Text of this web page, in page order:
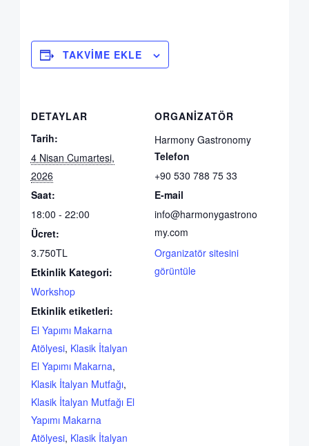
TAKVIME EKLE
DETAYLAR
Tarih:
4 Nisan Cumartesi,
2026
Saat:
18:00 - 22:00
Ücret:
3.750TL
Etkinlik Kategori:
Workshop
Etkinlik etiketleri:
El Yapımı Makarna
Atölyesi, Klasik İtalyan
El Yapımı Makarna,
Klasik İtalyan Mutfağı,
Klasik İtalyan Mutfağı El
Yapımı Makarna
Atölyesi, Klasik İtalyan
ORGANIZATÖR
Harmony Gastronomy
Telefon
+90 530 788 75 33
E-mail
info@harmonygastrono
my.com
Organizatör sitesini
görüntüle